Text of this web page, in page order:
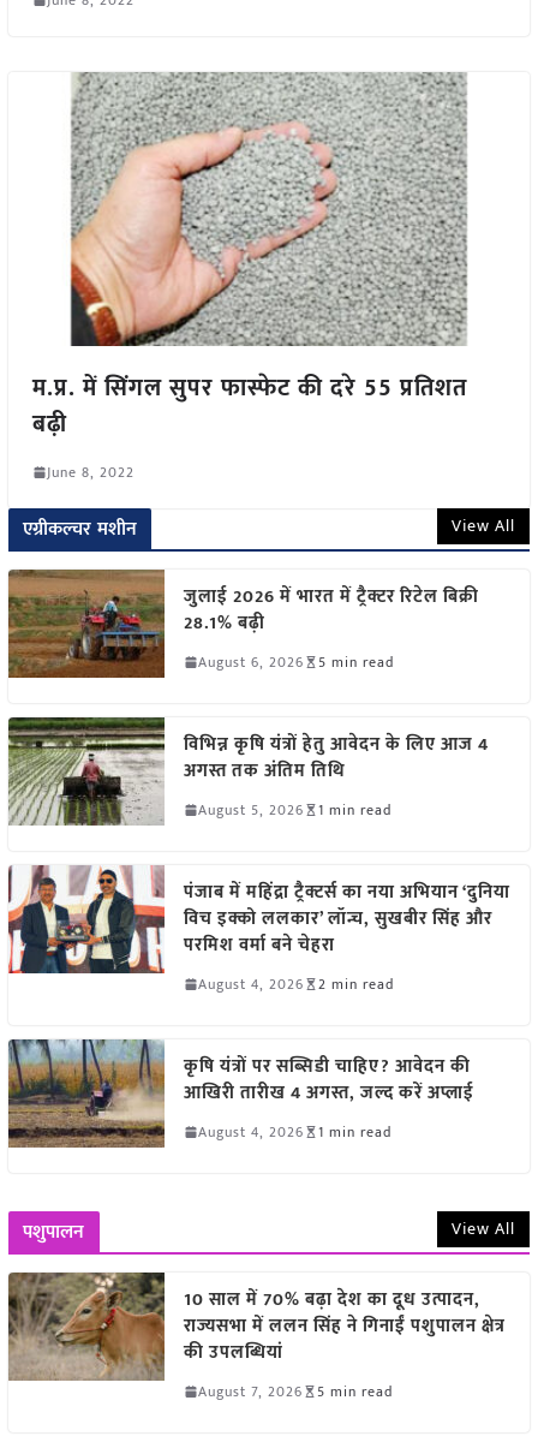
म.प्र. में सिंगल सुपर फास्फेट की दरे 55 प्रतिशत
बढ़ी
June 8, 2022
एग्रीकल्चर मशीन View All
जुलाई 2026 में भारत में ट्रैक्टर रिटेल बिक्री
28.1% बढ़ी
August 6, 2026 5 min read
विभिन्न कृषि यंत्रों हेतु आवेदन के लिए आज 4
अगस्त तक अंतिम तिथि
August 5, 2026 1 min read
पंजाब में महिंद्रा ट्रैक्टर्स का नया अभियान ‘दुनिया
विच इक्को ललकार’ लॉन्च, सुखबीर सिंह और
परमिश वर्मा बने चेहरा
August 4, 2026 2 min read
कृषि यंत्रों पर सब्सिडी चाहिए? आवेदन की
आखिरी तारीख 4 अगस्त, जल्द करें अप्लाई
August 4, 2026 1 min read
पशुपालन View All
10 साल में 70% बढ़ा देश का दूध उत्पादन,
राज्यसभा में ललन सिंह ने गिनाईं पशुपालन क्षेत्र
की उपलब्धियां
August 7, 2026 5 min read